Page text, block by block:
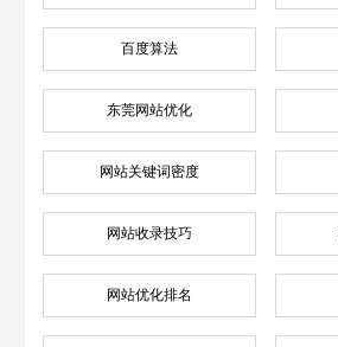
百度算法
东莞网站优化
网站关键词密度
网站收录技巧
网站优化排名